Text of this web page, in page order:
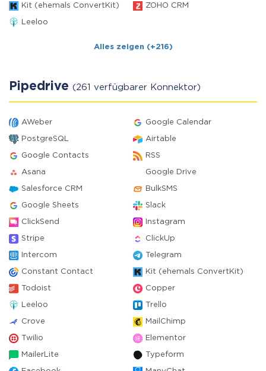
Kit (ehemals ConvertKit) ZOHO CRM
Leeloo
Alles zeigen (+216)
Pipedrive (261 verfügbarer Konnektor)
AWeber Google Calendar
PostgreSQL Airtable
Google Contacts RSS
Asana Google Drive
Salesforce CRM BulkSMS
Google Sheets Slack
ClickSend Instagram
Stripe ClickUp
Intercom Telegram
Constant Contact Kit (ehemals ConvertKit)
Todoist Copper
Leeloo Trello
Crove MailChimp
Twilio Elementor
MailerLite Typeform